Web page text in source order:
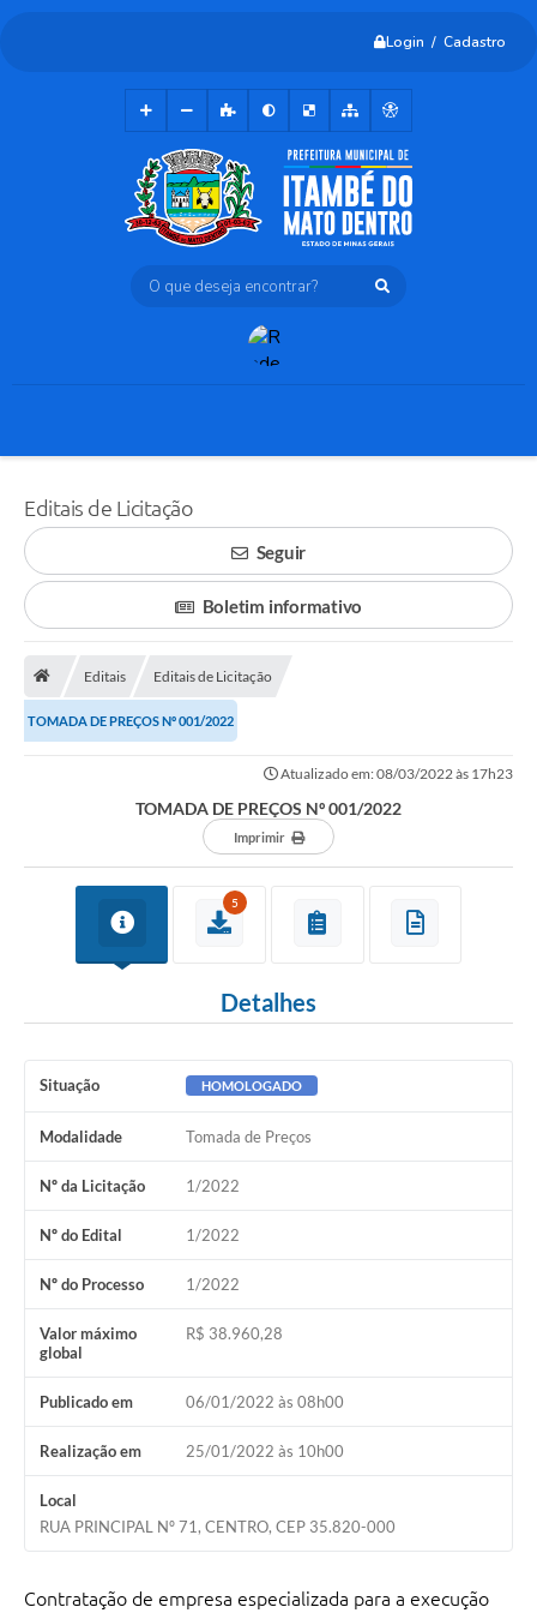
Login / Cadastro
O que deseja encontrar?
Editais de Licitação
Seguir
Boletim informativo
Editais Editais de Licitação
TOMADA DE PREÇOS Nº 001/2022
Atualizado em: 08/03/2022 às 17h23
TOMADA DE PREÇOS Nº 001/2022
Imprimir
5
Detalhes
Situação HOMOLOGADO
Modalidade Tomada de Preços
Nº da Licitação 1/2022
Nº do Edital 1/2022
Nº do Processo 1/2022
Valor máximo
global
R$ 38.960,28
Publicado em 06/01/2022 às 08h00
Realização em 25/01/2022 às 10h00
Local
RUA PRINCIPAL Nº 71, CENTRO, CEP 35.820-000
Contratação de empresa especializada para a execução